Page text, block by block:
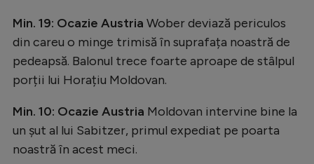
Min. 19: Ocazie Austria Wober deviază periculos
din careu o minge trimisă în suprafața noastră de
pedeapsă. Balonul trece foarte aproape de stâlpul
porții lui Horațiu Moldovan.
Min. 10: Ocazie Austria Moldovan intervine bine la
un șut al lui Sabitzer, primul expediat pe poarta
noastră în acest meci.